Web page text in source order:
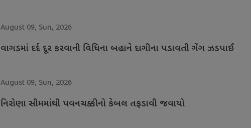
August 09, Sun, 2026
વાગડમાં દર્દ દૂર કરવાની વિધિના બહાને દાગીના પડાવતી ગેંગ ઝડપાઈ
August 09, Sun, 2026
નિરોણા સીમમાંથી પવનચક્કીનો કેબલ તફડાવી જવાયો